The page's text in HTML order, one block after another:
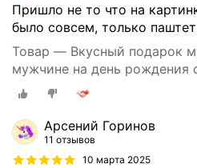
Пришло не то что на
было совсем, только
Товар — Вкусный подарок
мужчине на день рождения
Арсений Горинов
11 отзывов
10 марта 2025